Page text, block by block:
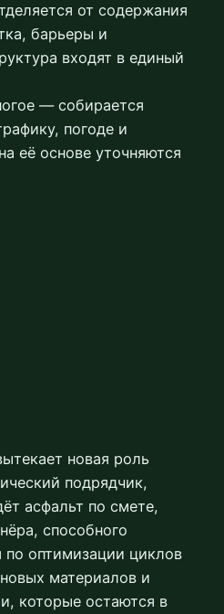
от содержания
барьеры и
входят в единый
— собирается
погоде и
её основе уточняются
новая роль
подрядчик,
асфальт по смете,
способного
оптимизации циклов
материалов и
которые остаются в